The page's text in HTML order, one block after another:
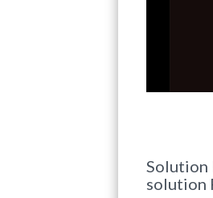
Solution
solution